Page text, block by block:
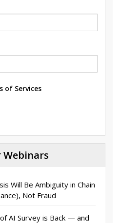
of Services
Webinars
Will Be Ambiguity in Chain
Not Fraud
AI Survey is Back — and